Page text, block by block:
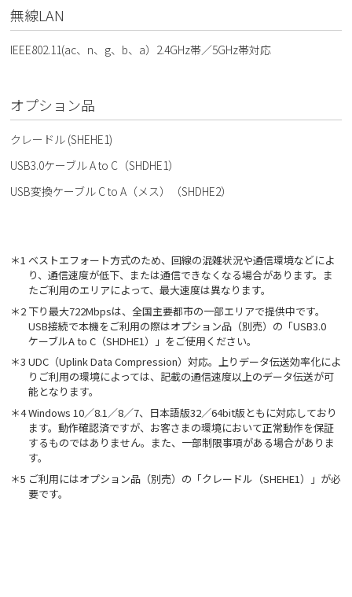
無線LAN
IEEE802.11(ac、n、g、b、a）2.4GHz帯／5GHz帯対応
オプション品
クレードル (SHEHE1)
USB3.0ケーブル A to C（SHDHE1）
USB変換ケーブル C to A（メス）（SHDHE2）
＊1 ベストエフォート方式のため、回線の混雑状況や通信環境などによ
り、通信速度が低下、または通信できなくなる場合があります。ま
たご利用のエリアによって、最大速度は異なります。
＊2 下り最大722Mbpsは、全国主要都市の一部エリアで提供中です。
USB接続で本機をご利用の際はオプション品（別売）の「USB3.0
ケーブルA to C（SHDHE1）」をご使用ください。
＊3 UDC（Uplink Data Compression）対応。上りデータ伝送効率化によ
りご利用の環境によっては、記載の通信速度以上のデータ伝送が可
能となります。
＊4 Windows 10／8.1／8／7、日本語版32／64bit版ともに対応しており
ます。動作確認済ですが、お客さまの環境において正常動作を保証
するものではありません。また、一部制限事項がある場合がありま
す。
＊5 ご利用にはオプション品（別売）の「クレードル（SHEHE1）」が必
要です。